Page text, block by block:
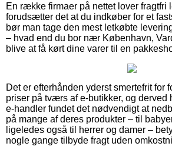
En række firmaer på nettet lover fragtfri
forudsætter det at du indkøber for et
bør man tage den mest letkøbte
– hvad end du bor nær København,
blive at få kørt dine varer til en
Det er efterhånden yderst smertefrit for
priser på tværs af e-butikker, og derved
e-handler fundet det nødvendigt at
på mange af deres produkter – til
ligeledes også til herrer og damer –
nogle gange tilbyde fragt uden